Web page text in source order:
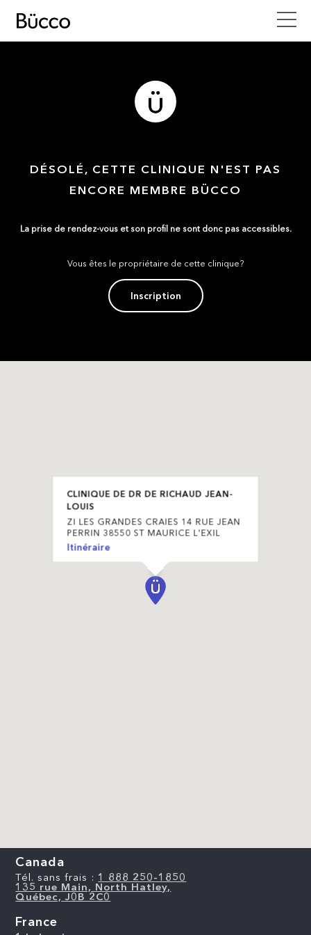
DÉSOLÉ, CETTE CLINIQUE N'EST PAS
ENCORE MEMBRE BÜCCO
La prise de rendez-vous et son profil ne sont donc pas accessibles.
Vous êtes le propriétaire de cette clinique?
Inscription
CLINIQUE DE DR DE RICHAUD JEAN-
LOUIS
ZI LES GRANDES CRAIES 14 RUE JEAN
PERRIN 38550 ST MAURICE L'EXIL
Itinéraire
Canada
Tél. sans frais : 1 888 250-1850
135 rue Main, North Hatley,
Québec, J0B 2C0
France